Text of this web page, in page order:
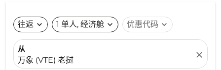
往返 expand_more 1 单人, 经济舱 expand_more 优惠代码 expand_more
从
万象 (VTE) 老挝
close